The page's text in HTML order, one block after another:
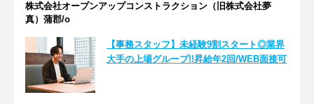
株式会社オープンアップコンストラクション（旧株式会社夢
真）蒲郡/o
【事務スタッフ】未経験9割スタート◎業界
大手の上場グループ!!昇給年2回/WEB面接可